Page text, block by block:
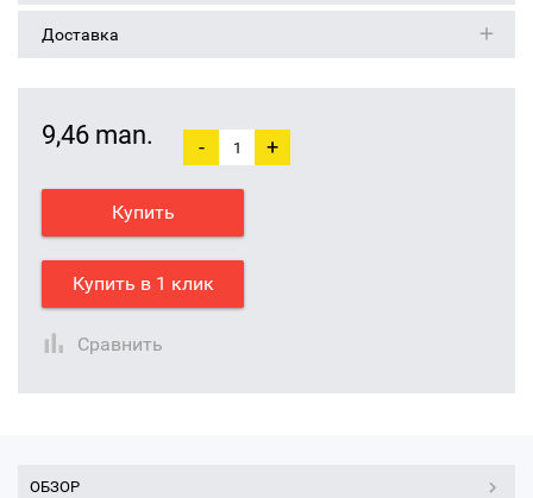
Доставка
9,46 man. - +
Купить
Купить в 1 клик
Сравнить
ОБЗОР